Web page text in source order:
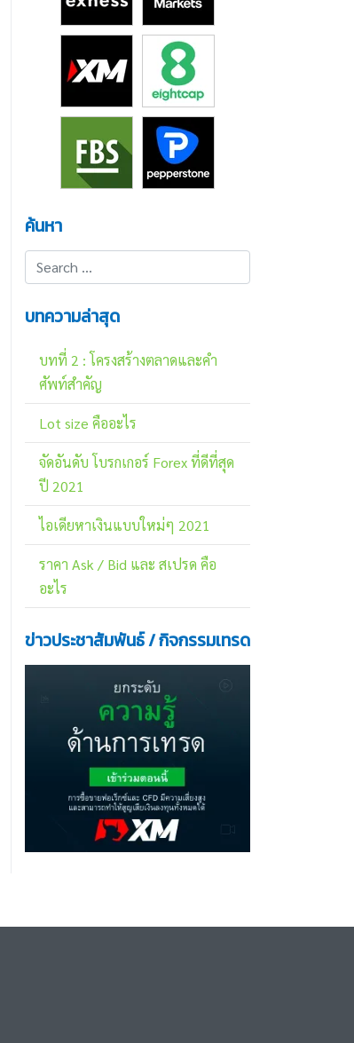
ค้นหา
บทความล่าสุด
บทที่ 2 : โครงสร้างตลาดและคำ
ศัพท์สำคัญ
Lot size คืออะไร
จัดอันดับ โบรกเกอร์ Forex ที่ดีที่สุด
ปี 2021
ไอเดียหาเงินแบบใหม่ๆ 2021
ราคา Ask / Bid และ สเปรด คือ
อะไร
ข่าวประชาสัมพันธ์ / กิจกรรมเทรด